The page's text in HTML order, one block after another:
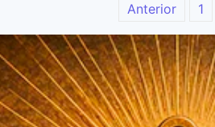
Anterior 1